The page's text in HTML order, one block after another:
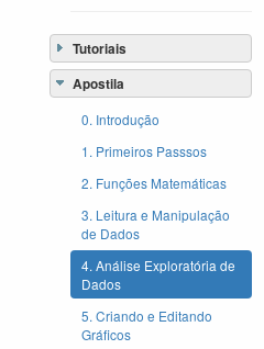
Tutoriais
Apostila
0. Introdução
1. Primeiros Passsos
2. Funções Matemáticas
3. Leitura e Manipulação
de Dados
4. Análise Exploratória de
Dados
5. Criando e Editando
Gráficos